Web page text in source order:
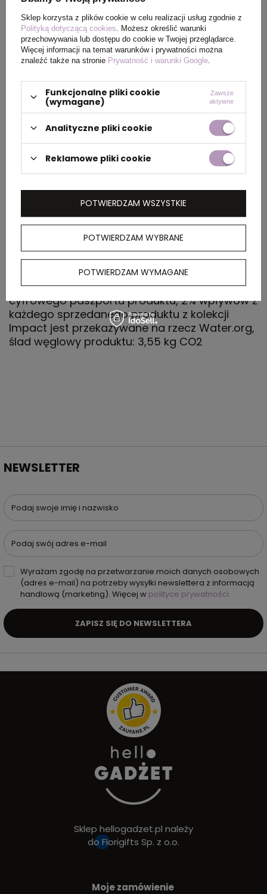
Ilość szt. w
kartonie
5
Wymiary
kartonu
zewnętrznego
OPIS
Koszulka, unisex, luźny krój, okrągły dekolt,
krótkie rękawy, wykonana w 50% z bawełny z
recyklingu i w 50% z bawełny organicznej o
znacznik AWARE™, który potwierdza
wykorzystanie materiałów z recyklingu,
posiada kod QR na metce, który prowadzi do
cyfrowego paszportu produktu, 2% wpływów z
każdego sprzedanego produktu z kolekcji
Impact jest przekazywane na rzecz Water.org,
ślad węglowy produktu: 3,55 kg CO2
NEWSLETTER
Podaj swoje imię i nazwisko
Podaj swój adres e-mail
Wyrażam zgodę na przetwarzanie moich danych osobowych
(adres e-mail) na potrzeby wysyłki newslettera z informacją
handlową (marketing). Więcej w polityce prywatności.
ZAPISZ SIĘ DO NEWSLETTERA
Sklep hellogadzet.pl należy
do Fiorigifts Sp. z o.o.
Moje zamówienie
Sklep korzysta z plików cookie w celu realizacji usług zgodnie z
Polityką dotyczącą cookies . Możesz określić warunki
przechowywania lub dostępu do cookie w Twojej przeglądarce.
Więcej informacji na temat warunków i prywatności można
znaleźć także na stronie Prywatność i warunki Google
Funkcjonalne pliki cookie
(wymagane)
Zawsze
aktywne
Analityczne pliki cookie
Reklamowe pliki cookie
POTWIERDZAM WYBRANE
POTWIERDZAM WYMAGANE
POTWIERDZAM WSZYSTKIE